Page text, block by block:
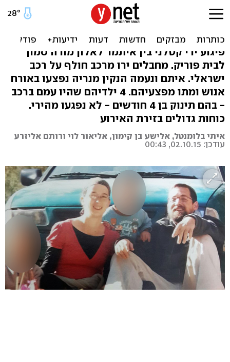
פיגוע ירי בשומרון: נעמה
ואיתם נרצחו לעיני ילדיהם
פיגוע ירי קטלני בין איתמר לאלון מורה סמוך
לבית פוריק. מחבלים ירו מרכב חולף על רכב
ישראלי. איתם ונעמה הנקין מנריה נפצעו באורח
אנוש ומתו מפצעיהם. 4 ילדיהם שהיו עמם ברכב
- בהם תינוק בן 4 חודשים - לא נפגעו מהירי.
כוחות גדולים בזירת האירוע
איתי בלומנטל, אלישע בן קימון, אליאור לוי ורותם אליזרע
עודכן: 02.10.15, 00:43